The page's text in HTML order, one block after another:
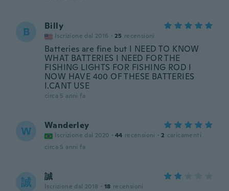
B Billy
Iscrizione dal 2016 · 25 recensioni
Batteries are fine but I NEED TO KNOW
WHAT BATTERIES I NEED FOR THE
FISHING LIGHTS FOR FISHING ROD I
NOW HAVE 400 OF THESE BATTERIES
I.CANT USE
circa 5 anni fa
W Wanderley
Iscrizione dal 2020 · 44 recensioni · 2 caricamenti
circa 5 anni fa
誠 誠
Iscrizione dal 2018 · 18 recensioni